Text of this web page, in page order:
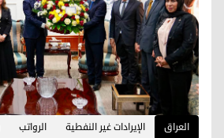
العراق الإيرادات غير النفطية الرواتب